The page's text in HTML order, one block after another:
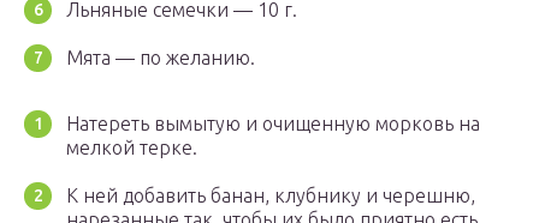
Льняные семечки — 10 г.
Мята — по желанию.
Натереть вымытую и очищенную морковь на
мелкой терке.
К ней добавить банан, клубнику и черешню,